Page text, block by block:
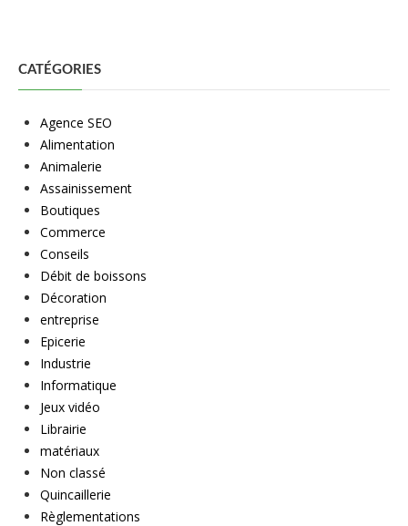
CATÉGORIES
Agence SEO
Alimentation
Animalerie
Assainissement
Boutiques
Commerce
Conseils
Débit de boissons
Décoration
entreprise
Epicerie
Industrie
Informatique
Jeux vidéo
Librairie
matériaux
Non classé
Quincaillerie
Règlementations